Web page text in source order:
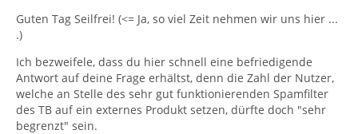
Guten Tag Seilfrei! (<= Ja, so viel Zeit nehmen wir uns hier ...
.)
Ich bezweifele, dass du hier schnell eine befriedigende
Antwort auf deine Frage erhältst, denn die Zahl der Nutzer,
welche an Stelle des sehr gut funktionierenden Spamfilter
des TB auf ein externes Produkt setzen, dürfte doch "sehr
begrenzt" sein.